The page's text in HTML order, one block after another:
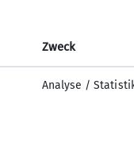
Kurs buchen
Zweck
Analyse /